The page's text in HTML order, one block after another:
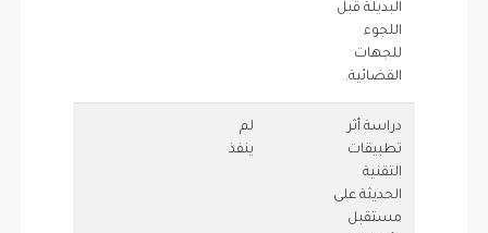
البديلة قبل
اللجوء
للجهات
القضائية.
دراسة أثر
تطبيقات
التقنية
الحديثة على
مستقبل
ينفذ